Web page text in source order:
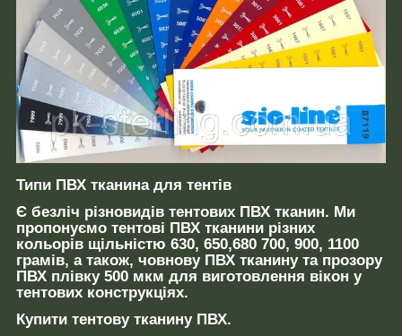
Типи ПВХ тканина для тентів
Є безліч різновидів тентових ПВХ тканин. Ми
пропонуємо тентові ПВХ тканини різних
кольорів щільністю 630, 650,680 700, 900, 1100
грамів, а також, човнову ПВХ тканину та прозору
ПВХ плівку 500 мкм для виготовлення вікон у
тентових конструкціях.
Купити тентову тканину ПВХ.